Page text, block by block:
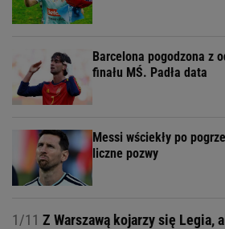
Barcelona pogodzona z
finału MŚ. Padła data
Messi wściekły po
liczne pozwy
1/11 Z Warszawą kojarzy się Legia,